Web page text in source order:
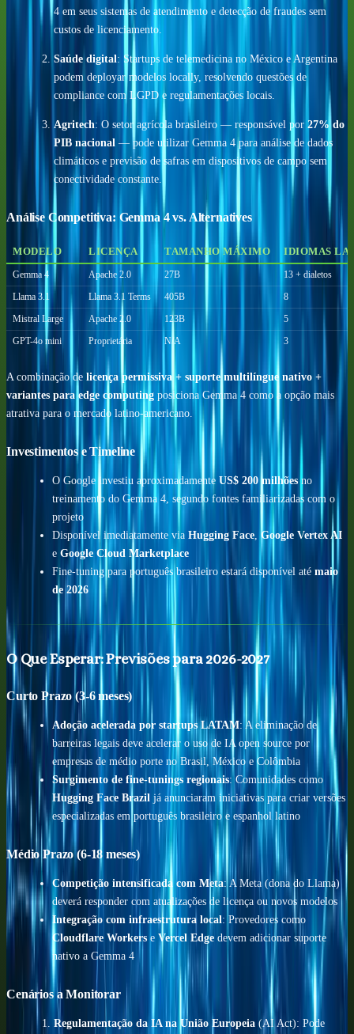
4 em seus sistemas de atendimento e detecção de fraudes sem
custos de licenciamento.
Saúde digital: Startups de telemedicina no México e Argentina
podem deployar modelos locally, resolvendo questões de
compliance com LGPD e regulamentações locais.
Agritech: O setor agrícola brasileiro — responsável por 27% do
PIB nacional — pode utilizar Gemma 4 para análise de dados
climáticos e previsão de safras em dispositivos de campo sem
conectividade constante.
Análise Competitiva: Gemma 4 vs. Alternatives
MODELO LICENÇA TAMANHO MÁXIMO IDIOMAS
Gemma 4 Apache 2.0 27B
13 + dialetos
Llama 3.1
Llama 3.1 Terms 405B
8
Mistral Large
Apache 2.0 123B
5
GPT-4o mini
Proprietária N/A 3
A combinação de licença permissiva + suporte multilíngue nativo +
variantes para edge computing posiciona Gemma 4 como a opção mais
atrativa para o mercado latino-americano.
Investimentos e Timeline
O Google investiu aproximadamente US$ 200 milhõesno
treinamento do Gemma 4, segundo fontes familiarizadas com o
projeto
Disponível imediatamente via Hugging Face, Google Vertex AI
e Google Cloud Marketplace
Fine-tuning para português brasileiro estará disponível até maio
de 2026
O Que Esperar: Previsões para 2026-2027
Curto Prazo (3-6 meses)
Adoção acelerada por startups LATAM: A eliminação de
barreiras legais deve acelerar o uso de IA open source por
empresas de médio porte no Brasil, México e Colômbia
Surgimento de fine-tunings regionais: Comunidades como
Hugging Face Brazil já anunciaram iniciativas para criar versões
especializadas em português brasileiro e espanhol latino
Médio Prazo (6-18 meses)
Competição intensificada com Meta: A Meta (dona do Llama)
deverá responder com atualizações de licença ou novos modelos
Integração com infraestrutura local: Provedores como
Cloudflare Workerse Vercel Edgedevem adicionar suporte
nativo a Gemma 4
Cenários a Monitorar
Regulamentação da IA na União Europeia (AI Act): Pode